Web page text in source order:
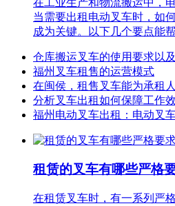
当需要出租电动叉车时，如
成为关键。以下几个要点能
仓库搬运叉车的使用要求以
福州叉车租售的运营模式
在闽侯，租售叉车能为承租
分析叉车出租如何保障工作
福州电动叉车出租：电动叉
租赁的叉车有哪些严格
在租赁叉车时，有一系列严